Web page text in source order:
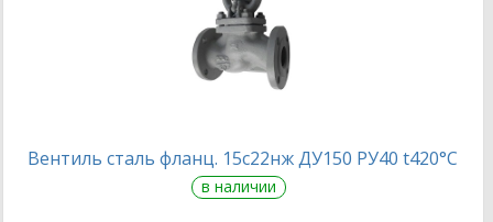
Вентиль сталь фланц. 15с22нж ДУ150 РУ40 t420°С
в наличии